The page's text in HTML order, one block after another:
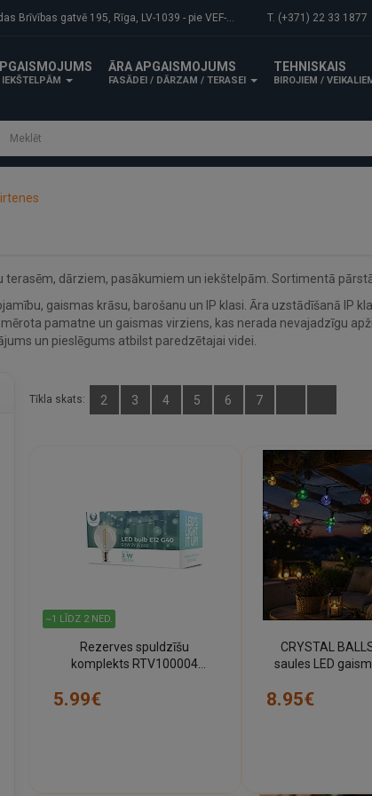
gatvē 195, Rīga, LV-1039 - pie VEF-Gaisa tilta. T. (+371) 22 33 1877
ĀRA APGAISMOJUMS
FASĀDEI / DĀRZAM / TERASEI
TEHNISKAIS
BIROJIEM /
dārziem, pasākumiem un iekštelpām. Sortimentā
gaismas krāsu, barošanu un IP klasi. Āra uzstādīšanā IP
pamatne un gaismas virziens, kas nerada nevajadzīgu
un pieslēgums atbilst paredzētajai videi.
Tīkla skats: 2 3 4 5 6 7
~1 LĪDZ 2 NED.
Rezerves spuldzīšu
komplekts RTV100004
5.99€
CRYSTAL
saules LED
daudzkrāsu IP65
8.95€